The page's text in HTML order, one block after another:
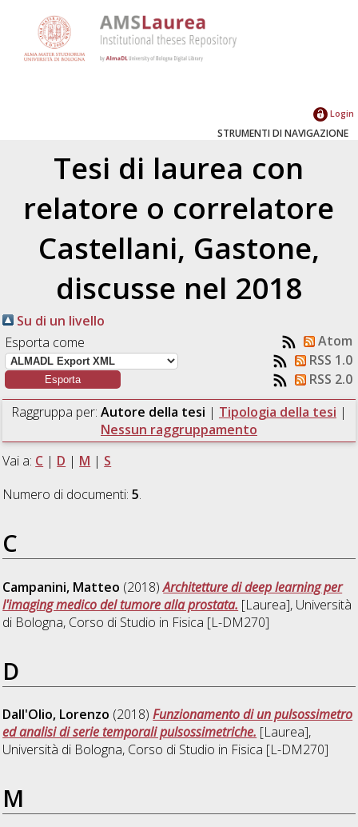
Login
STRUMENTI DI NAVIGAZIONE
Tesi di laurea con
relatore o correlatore
Castellani, Gastone,
discusse nel 2018
Su di un livello
Esporta come
Atom
RSS 1.0
RSS 2.0
Raggruppa per: Autore della tesi | Tipologia della tesi |
Nessun raggruppamento
Vai a: C | D | M | S
Numero di documenti:5.
C
Campanini, Matteo (2018)Architetture di deep learning per
l'imaging medico del tumore alla prostata. [Laurea], Università
di Bologna, Corso di Studio in Fisica [L-DM270]
D
Dall'Olio, Lorenzo (2018)Funzionamento di un pulsossimetro
ed analisi di serie temporali pulsossimetriche. [Laurea],
Università di Bologna, Corso di Studio in Fisica [L-DM270]
M